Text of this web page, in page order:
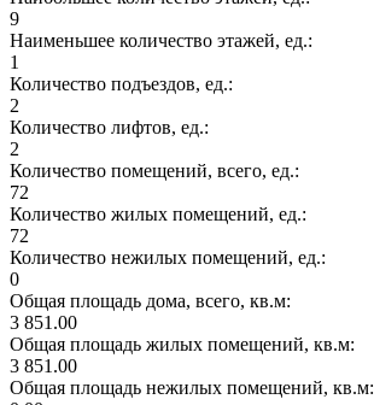
9
Наименьшее количество этажей, ед.:
1
Количество подъездов, ед.:
2
Количество лифтов, ед.:
2
Количество помещений, всего, ед.:
72
Количество жилых помещений, ед.:
72
Количество нежилых помещений, ед.:
0
Общая площадь дома, всего, кв.м:
3 851.00
Общая площадь жилых помещений, кв.м:
3 851.00
Общая площадь нежилых помещений, кв.м: